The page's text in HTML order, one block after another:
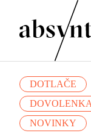
DOTLAČE
DOVOLENKA
NOVINKY